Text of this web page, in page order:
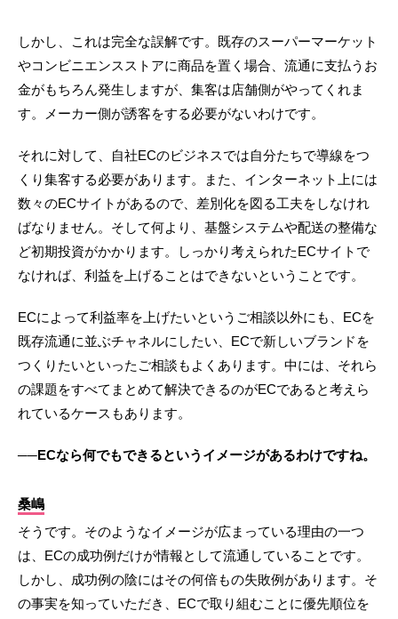
しかし、これは完全な誤解です。既存のスーパーマーケット
やコンビニエンスストアに商品を置く場合、流通に支払うお
金がもちろん発生しますが、集客は店舗側がやってくれま
す。メーカー側が誘客をする必要がないわけです。
それに対して、自社ECのビジネスでは自分たちで導線をつ
くり集客する必要があります。また、インターネット上には
数々のECサイトがあるので、差別化を図る工夫をしなけれ
ばなりません。そして何より、基盤システムや配送の整備な
ど初期投資がかかります。しっかり考えられたECサイトで
なければ、利益を上げることはできないということです。
ECによって利益率を上げたいというご相談以外にも、ECを
既存流通に並ぶチャネルにしたい、ECで新しいブランドを
つくりたいといったご相談もよくあります。中には、それら
の課題をすべてまとめて解決できるのがECであると考えら
れているケースもあります。
──ECなら何でもできるというイメージがあるわけですね。
桑嶋
そうです。そのようなイメージが広まっている理由の一つ
は、ECの成功例だけが情報として流通していることです。
しかし、成功例の陰にはその何倍もの失敗例があります。そ
の事実を知っていただき、ECで取り組むことに優先順位を